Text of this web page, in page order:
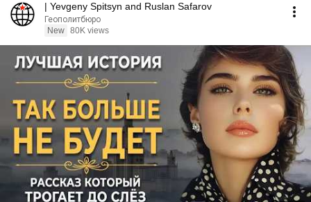
| Yevgeny Spitsyn and Ruslan Safarov
Геополитбюро
New 80K views